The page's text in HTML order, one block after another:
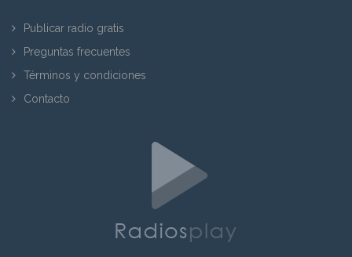
Publicar radio gratis
Preguntas frecuentes
Términos y condiciones
Contacto